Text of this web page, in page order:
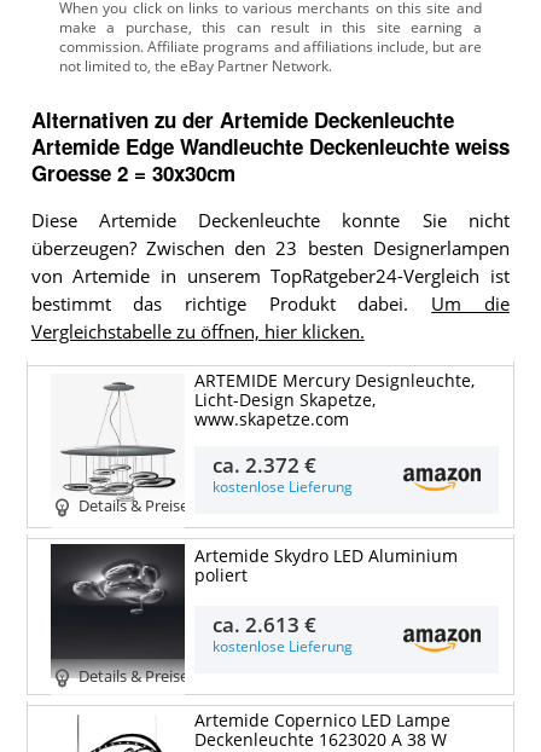
Alternativen zu der Artemide Deckenleuchte
Artemide Edge Wandleuchte Deckenleuchte weiss
Groesse 2 = 30x30cm
Diese Artemide Deckenleuchte konnte Sie nicht
überzeugen? Zwischen den 23 besten Designerlampen
von Artemide in unserem TopRatgeber24-Vergleich ist
bestimmt das richtige Produkt dabei. Um die
Vergleichstabelle zu öffnen, hier klicken.
Details & Preise
ARTEMIDE Mercury Designleuchte,
Licht-Design Skapetze,
www.skapetze.com
ca.2.372 €
kostenlose Lieferung
Details & Preise
Artemide Skydro LED Aluminium
poliert
ca.2.613 €
kostenlose Lieferung
Artemide Copernico LED Lampe
Deckenleuchte 1623020 A 38 W